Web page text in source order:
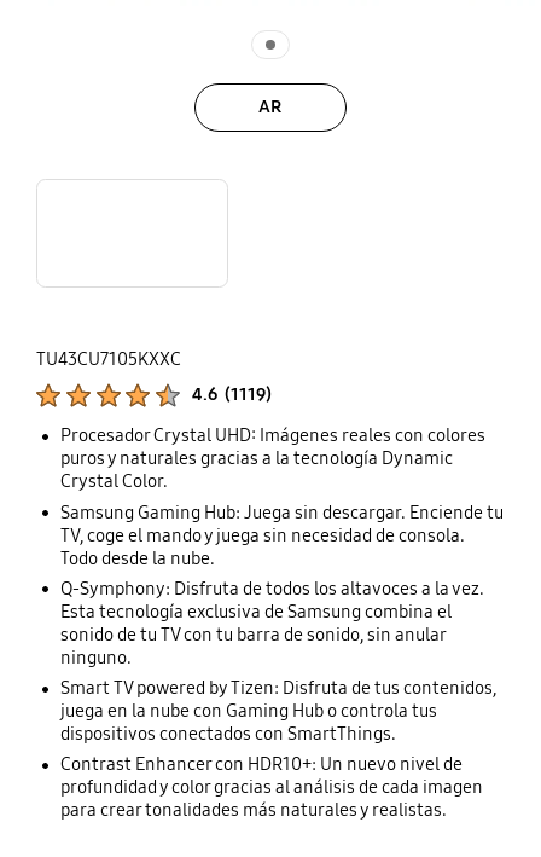
AR
TU43CU7105KXXC
4.6 (1119)
Procesador Crystal UHD: Imágenes reales con colores
puros y naturales gracias a la tecnología Dynamic
Crystal Color.
Samsung Gaming Hub: Juega sin descargar. Enciende tu
TV, coge el mando y juega sin necesidad de consola.
Todo desde la nube.
Q-Symphony: Disfruta de todos los altavoces a la vez.
Esta tecnología exclusiva de Samsung combina el
sonido de tu TV con tu barra de sonido, sin anular
ninguno.
Smart TV powered by Tizen: Disfruta de tus contenidos,
juega en la nube con Gaming Hub o controla tus
dispositivos conectados con SmartThings.
Contrast Enhancer con HDR10+: Un nuevo nivel de
profundidad y color gracias al análisis de cada imagen
para crear tonalidades más naturales y realistas.